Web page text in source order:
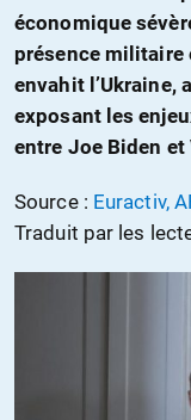
DON
économique
présence militaire
envahit l’Ukraine,
exposant les
entre Joe Biden
Source : Euractiv,
Traduit par les